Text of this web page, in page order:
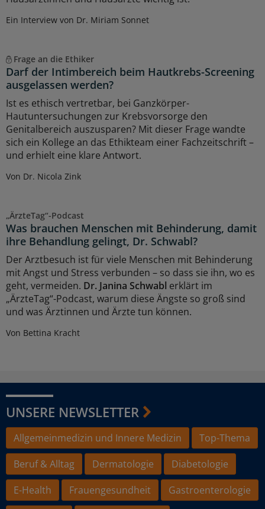
Ein Interview von Dr. Miriam Sonnet
Frage an die Ethiker
Darf der Intimbereich beim Hautkrebs-Screening
ausgelassen werden?
Ist es ethisch vertretbar, bei Ganzkörper-
Hautuntersuchungen zur Krebsvorsorge den
Genitalbereich auszusparen? Mit dieser Frage wandte
sich ein Kollege an das Ethikteam einer Fachzeitschrift –
und erhielt eine klare Antwort.
Von Dr. Nicola Zink
„ÄrzteTag“-Podcast
Was brauchen Menschen mit Behinderung, damit
ihre Behandlung gelingt, Dr. Schwabl?
Der Arztbesuch ist für viele Menschen mit Behinderung
mit Angst und Stress verbunden – so dass sie ihn, wo es
geht, vermeiden. Dr. Janina Schwabl erklärt im
„ÄrzteTag“-Podcast, warum diese Ängste so groß sind
und was Ärztinnen und Ärzte tun können.
Von Bettina Kracht
UNSERE NEWSLETTER
Allgemeinmedizin und Innere Medizin
Top-Thema
Beruf & Alltag
Dermatologie
Diabetologie
E-Health
Frauengesundheit
Gastroenterologie